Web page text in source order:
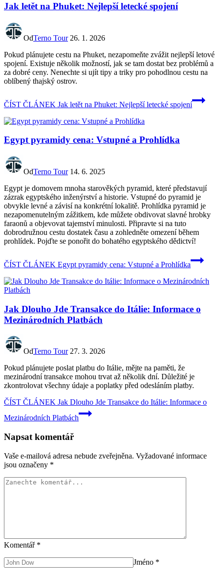
Jak letět na Phuket: Nejlepší letecké spojení
OdTerno Tour 26. 1. 2026
Pokud plánujete cestu na Phuket, nezapomeňte zvážit nejlepší letové
spojení. Existuje několik možností, jak se tam dostat bez problémů a
za dobré ceny. Nenechte si ujít tipy a triky pro pohodlnou cestu na
oblíbený thajský ostrov.
ČÍST ČLÁNEK Jak letět na Phuket: Nejlepší letecké spojení
Egypt pyramidy cena: Vstupné a Prohlídka
OdTerno Tour 14. 6. 2025
Egypt je domovem mnoha starověkých pyramid, které představují
zázrak egyptského inženýrství a historie. Vstupné do pyramid je
obvykle levné a závisí na konkrétní lokalitě. Prohlídka pyramid je
nezapomenutelným zážitkem, kde můžete obdivovat slavné hrobky
faraonů a objevovat tajemství minulosti. Připravte si na tuto
dobrodružnou cestu dostatek času a zohledněte omezení během
prohlídek. Pojďte se ponořit do bohatého egyptského dědictví!
ČÍST ČLÁNEK Egypt pyramidy cena: Vstupné a Prohlídka
Jak Dlouho Jde Transakce do Itálie: Informace o
Mezinárodních Platbách
OdTerno Tour 27. 3. 2026
Pokud plánujete poslat platbu do Itálie, mějte na paměti, že
mezinárodní transakce mohou trvat až několik dní. Důležité je
zkontrolovat všechny údaje a poplatky před odesláním platby.
ČÍST ČLÁNEK Jak Dlouho Jde Transakce do Itálie: Informace o
Mezinárodních Platbách
Napsat komentář
Vaše e-mailová adresa nebude zveřejněna. Vyžadované informace
jsou označeny *
Komentář *
Jméno *